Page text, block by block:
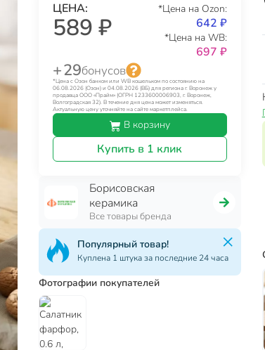
ЦЕНА:
589 ₽
*Цена на Ozon:
642 ₽
*Цена на WB:
697 ₽
+ 29бонусов
*Цена с Озон банком или WB кошельком по состоянию на
06.08.2026 (Озон) и 04.08.2026 (ВБ) для региона г. Воронеж у
продавца ООО «Прайм» (ОГРН 1233600006903, г. Воронеж,
Волгоградская 32). В течение дня цена может изменяться.
Актуальную цену уточняйте на сайте маркетплейса.
В корзину
Купить в 1 клик
Борисовская
керамика
Все товары бренда
Популярный товар!
Куплена 1 штука за последние 24 часа
Фотографии покупателей